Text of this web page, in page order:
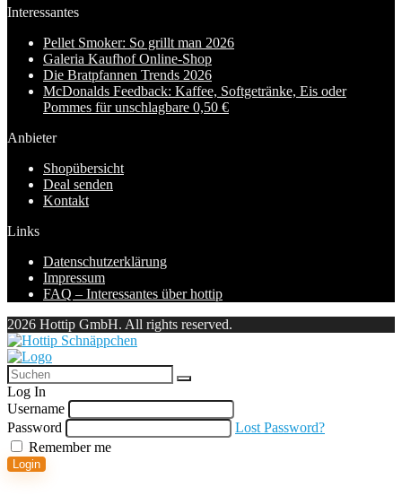
Interessantes
Pellet Smoker: So grillt man 2026
Galeria Kaufhof Online-Shop
Die Bratpfannen Trends 2026
McDonalds Feedback: Kaffee, Softgetränke, Eis oder
Pommes für unschlagbare 0,50 €
Anbieter
Shopübersicht
Deal senden
Kontakt
Links
Datenschutzerklärung
Impressum
FAQ – Interessantes über hottip
2026 Hottip GmbH. All rights reserved.
Log In
Username
Password
Lost Password?
Remember me
Login